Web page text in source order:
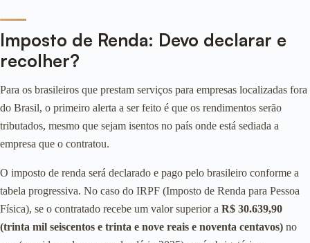
Imposto de Renda: Devo declarar e
recolher?
Para os brasileiros que prestam serviços para empresas localizadas fora
do Brasil, o primeiro alerta a ser feito é que os rendimentos serão
tributados, mesmo que sejam isentos no país onde está sediada a
empresa que o contratou.
O imposto de renda será declarado e pago pelo brasileiro conforme a
tabela progressiva. No caso do IRPF (Imposto de Renda para Pessoa
Física), se o contratado recebe um valor superior a R$ 30.639,90
(trinta mil seiscentos e trinta e nove reais e noventa centavos) no